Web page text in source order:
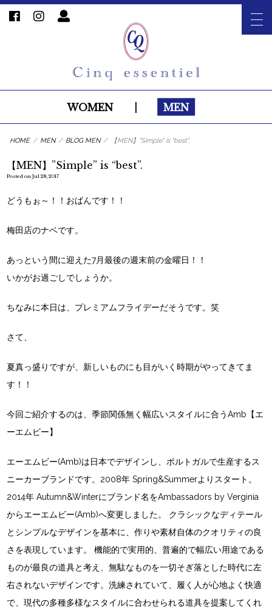
WOMEN MEN
HOME / MEN / BLOG MEN / 【MEN】"Simple" is "best".
【MEN】”Simple” is “best”.
Posted on Jul 28, 2017
どうもぉ～！！おばんです！！
梅田店のナベです。
あっという間に迎えた7月最後の週末前の金曜日！！
いかがお過ごしでしょうか。
ちなみに本日は、プレミアムフライデーだそうです。笑
さて、
夏真っ盛りですが、新しいものにも目がいく時期がやってきてま
す！！
今回ご紹介するのは、季節関係無く幅広いスタイルに合うAmb【エ
ーエムビー】
エーエムビー(Amb)は日本でデザインし、ポルトガルで生産するス
ニーカーブランドです。2008年 Spring&Summerよりスタート。
2014年 Autumn&Winterにブランド名をAmbassadors by Verginia
からエーエムビー(Amb)へ変更しました。 クラシックなディテール
とシンプルなデザインを基本に、作りや素材自体のクオリティの良
さを表現しています。 機能的で実用的、普遍的で幅広い用途である
ものが最良の道具と考え、無駄なものを一切そぎ落とした時代に左
右されないデザインです。洗練されていて、履く人が心地よく快適
で、現代の多種多様なスタイルに合わせられる道具を提案してくれ